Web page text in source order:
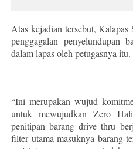
Atas kejadian tersebut, Kalapas
penggagalan penyelundupan
dalam lapas oleh petugasnya itu.
“Ini merupakan wujud
untuk mewujudkan Zero
penitipan barang drive thru
filter utama masuknya barang